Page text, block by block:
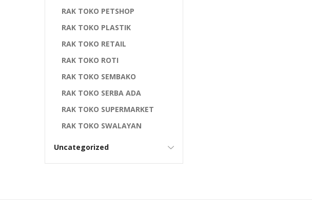
RAK TOKO PETSHOP
RAK TOKO PLASTIK
RAK TOKO RETAIL
RAK TOKO ROTI
RAK TOKO SEMBAKO
RAK TOKO SERBA ADA
RAK TOKO SUPERMARKET
RAK TOKO SWALAYAN
Uncategorized